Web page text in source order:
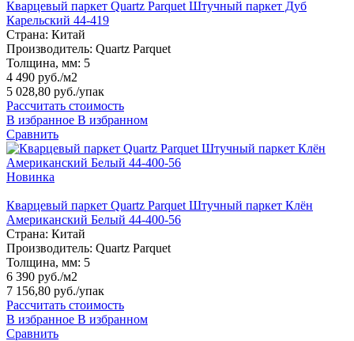
Кварцевый паркет Quartz Parquet Штучный паркет Дуб
Карельский 44-419
Страна: Китай
Производитель: Quartz Parquet
Толщина, мм: 5
4 490 руб./м2
5 028,80 руб./упак
Рассчитать стоимость
В избранное В избранном
Сравнить
Новинка
Кварцевый паркет Quartz Parquet Штучный паркет Клён
Американский Белый 44-400-56
Страна: Китай
Производитель: Quartz Parquet
Толщина, мм: 5
6 390 руб./м2
7 156,80 руб./упак
Рассчитать стоимость
В избранное В избранном
Сравнить